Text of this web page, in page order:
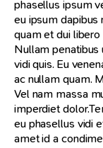
phasellus ipsum
eu ipsum dapibus
quam et dui
Nullam penatibus
vidi quis. Eu
ac nullam quam.
Vel nam massa
imperdiet
eu phasellus vidi
amet id a